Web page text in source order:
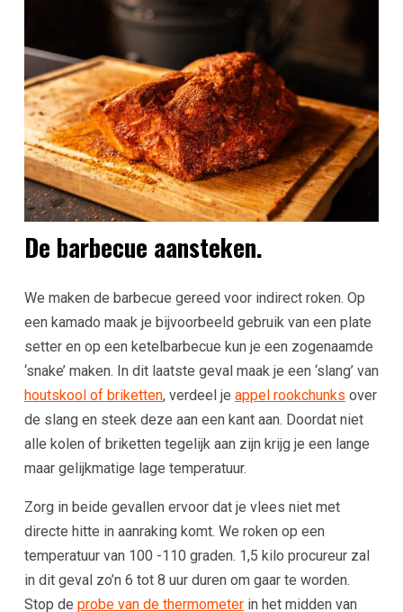
De barbecue aansteken.
We maken de barbecue gereed voor indirect roken. Op
een kamado maak je bijvoorbeeld gebruik van een plate
setter en op een ketelbarbecue kun je een zogenaamde
‘snake’ maken. In dit laatste geval maak je een ‘slang’ van
houtskool of briketten, verdeel je appel rookchunks over
de slang en steek deze aan een kant aan. Doordat niet
alle kolen of briketten tegelijk aan zijn krijg je een lange
maar gelijkmatige lage temperatuur.
Zorg in beide gevallen ervoor dat je vlees niet met
directe hitte in aanraking komt. We roken op een
temperatuur van 100 -110 graden. 1,5 kilo procureur zal
in dit geval zo’n 6 tot 8 uur duren om gaar te worden.
Stop de probe van de thermometerin het midden van